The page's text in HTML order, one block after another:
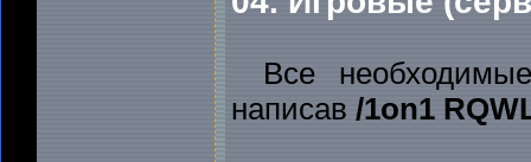
Все
написав /1on1